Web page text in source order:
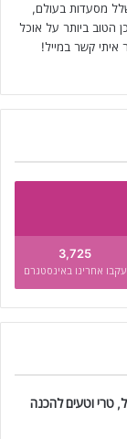
מסעדות בעולם,
הטוב ביותר על אוכל
איתי קשר במייל!
3,725
עקבו אחרינו באינסטגרם
טרי וטעים להכנה